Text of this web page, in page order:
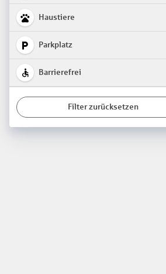
Haustiere
Parkplatz
Barrierefrei
Filter zurücksetzen